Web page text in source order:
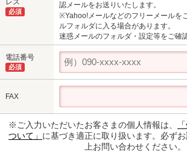
必須
認メールをお送りいたします。
※Yahoo!メールなどのフリーメールを
ルフォルダに入る場合があります。
迷惑メールのフォルダ・設定等をご確
電話番号
必須
FAX
※ご入力いただいたお客さまの個人情報は、
ついて」 に基づき適正に取り扱います。必ず
上お問い合わせください。